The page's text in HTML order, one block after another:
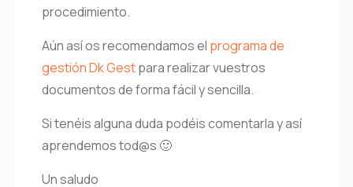
procedimiento.
Aún así os recomendamos el programa de
gestión Dk Gestpara realizar vuestros
documentos de forma fácil y sencilla.
Si tenéis alguna duda podéis comentarla y así
aprendemos tod@s 🙂
Un saludo